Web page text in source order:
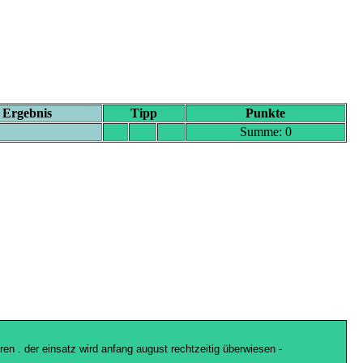
Ergebnis Tipp
Punkte
Summe: 0
und vor allem die interessante punkteregelung finde ich weiter
durch die sogenannten underdogs allerdings meiner ansicht nach
von schlotterbeck zeigen wird wie wichtig er war - allen einen
Interessen durchsetzt und ich sehe nicht, wie sich das mal
. der einsatz wird anfang august rechtzeitig überwiesen -